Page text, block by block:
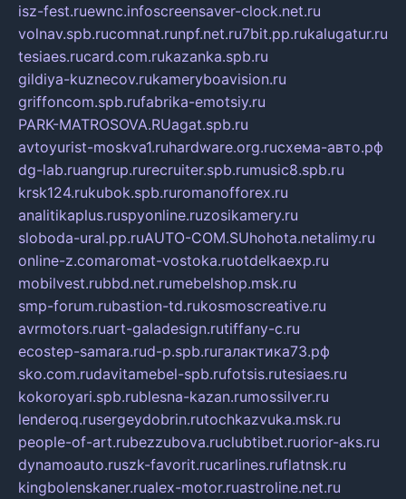
isz-fest.ruewnc.infoscreensaver-clock.net.ru
volnav.spb.rucomnat.runpf.net.ru7bit.pp.rukalugatur.ru
tesiaes.rucard.com.rukazanka.spb.ru
gildiya-kuznecov.rukameryboavision.ru
griffoncom.spb.rufabrika-emotsiy.ru
PARK-MATROSOVA.RUagat.spb.ru
avtoyurist-moskva1.ruhardware.org.ruсхема-авто.рф
dg-lab.ruangrup.rurecruiter.spb.rumusic8.spb.ru
krsk124.rukubok.spb.ruromanofforex.ru
analitikaplus.ruspyonline.ruzosikamery.ru
sloboda-ural.pp.ruAUTO-COM.SUhohota.netalimy.ru
online-z.comaromat-vostoka.ruotdelkaexp.ru
mobilvest.rubbd.net.rumebelshop.msk.ru
smp-forum.rubastion-td.rukosmoscreative.ru
avrmotors.ruart-galadesign.rutiffany-c.ru
ecostep-samara.rud-p.spb.ruгалактика73.рф
sko.com.rudavitamebel-spb.rufotsis.rutesiaes.ru
kokoroyari.spb.rublesna-kazan.rumossilver.ru
lenderoq.rusergeydobrin.rutochkazvuka.msk.ru
people-of-art.rubezzubova.ruclubtibet.ruorior-aks.ru
dynamoauto.ruszk-favorit.rucarlines.ruflatnsk.ru
kingbolenskaner.rualex-motor.ruastroline.net.ru